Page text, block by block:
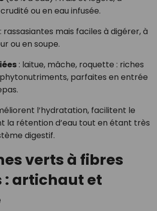
ou en eau infusée.
rassasiantes mais faciles à digérer, à
ou en soupe.
: laitue, mâche, roquette : riches
parfaites en entrée
l’hydratation, facilitent le
la rétention d’eau tout en étant très
digestif.
verts à fibres
: artichaut et